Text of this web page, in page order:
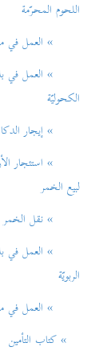
اللحوم المحرّمة
» العمل في مجال
» العمل في
الكحوليّة
» إيجار الدكان
» استئجار
لبيع الخمر
» نقل الخمر
» العمل في
الربويّة
» العمل في
» كتاب التأمين